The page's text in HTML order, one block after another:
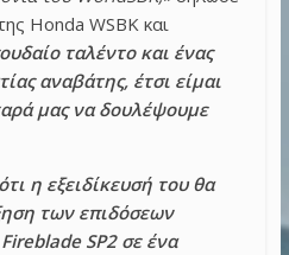
Honda WSBK και
ταλέντο και ένας
αναβάτης, έτσι είμαι
μας να δουλέψουμε
η εξειδίκευσή του θα
των επιδόσεων
SP2 σε ένα